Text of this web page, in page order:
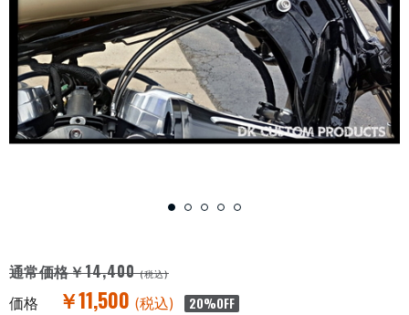
通常価格￥14,400 (税込)
価格 ￥11,500 (税込) 20%OFF